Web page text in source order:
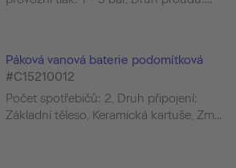
Páková vanová baterie podomítková
#C15210012
Počet spotřebičů: 2, Druh připojení:
Základní těleso, Keramická kartuše, Zm...